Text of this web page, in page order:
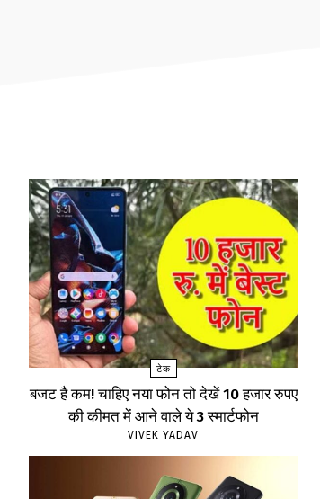
टेक
बजट है कम! चाहिए नया फोन तो देखें 10 हजार रुपए
की कीमत में आने वाले ये 3 स्मार्टफोन
VIVEK YADAV